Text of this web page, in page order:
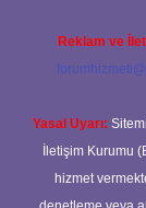
Reklam ve
Yasal Uyarı:
İletişim Kurumu
hizmet